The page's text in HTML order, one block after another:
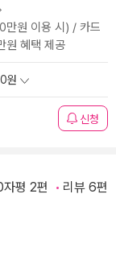
만원 이용 시) / 카드
원 혜택 제공
원
신청
평 2편 리뷰 6편